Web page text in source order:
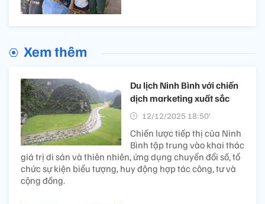
Xem thêm
Du lịch Ninh Bình với chiến
dịch marketing xuất sắc
12/12/2025 18:50’
Chiến lược tiếp thị của Ninh
Bình tập trung vào khai thác
giá trị di sản và thiên nhiên, ứng dụng chuyển đổi số, tổ
chức sự kiện biểu tượng, huy động hợp tác công, tư và
cộng đồng.